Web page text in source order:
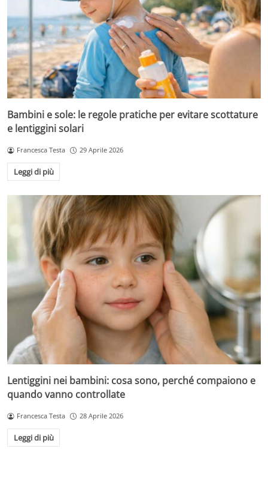
Bambini e sole: le regole pratiche per evitare scottature
e lentiggini solari
Francesca Testa 29 Aprile 2026
Leggi di più
Lentiggini nei bambini: cosa sono, perché compaiono e
quando vanno controllate
Francesca Testa 28 Aprile 2026
Leggi di più